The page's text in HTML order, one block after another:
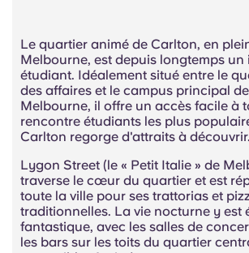
Le quartier animé de Carlton, en
Melbourne, est depuis longtemps
étudiant. Idéalement situé entre le
des affaires et le campus principal
Melbourne, il offre un accès facile à
rencontre étudiants les plus
Carlton regorge d'attraits à découvrir.
Lygon Street (le « Petit Italie » de
traverse le cœur du quartier et est
toute la ville pour ses trattorias et
traditionnelles. La vie nocturne y est
fantastique, avec les salles de
les bars sur les toits du quartier